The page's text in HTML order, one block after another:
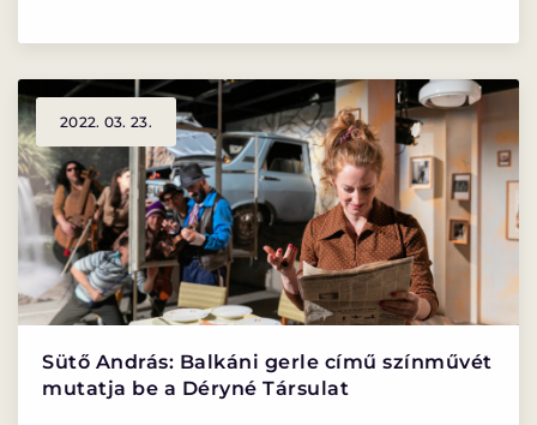
2022. 03. 23.
Sütő András: Balkáni gerle című színművét
mutatja be a Déryné Társulat